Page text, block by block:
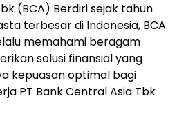
(BCA) Berdiri sejak tahun
terbesar di Indonesia, BCA
memahami beragam
solusi finansial yang
kepuasan optimal bagi
PT Bank Central Asia Tbk